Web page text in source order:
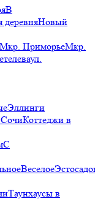
В
Новый
Мкр. ПриморьеМкр.
ул.
Эллинги
Коттеджи в
С
Веселое
Таунхаусы в